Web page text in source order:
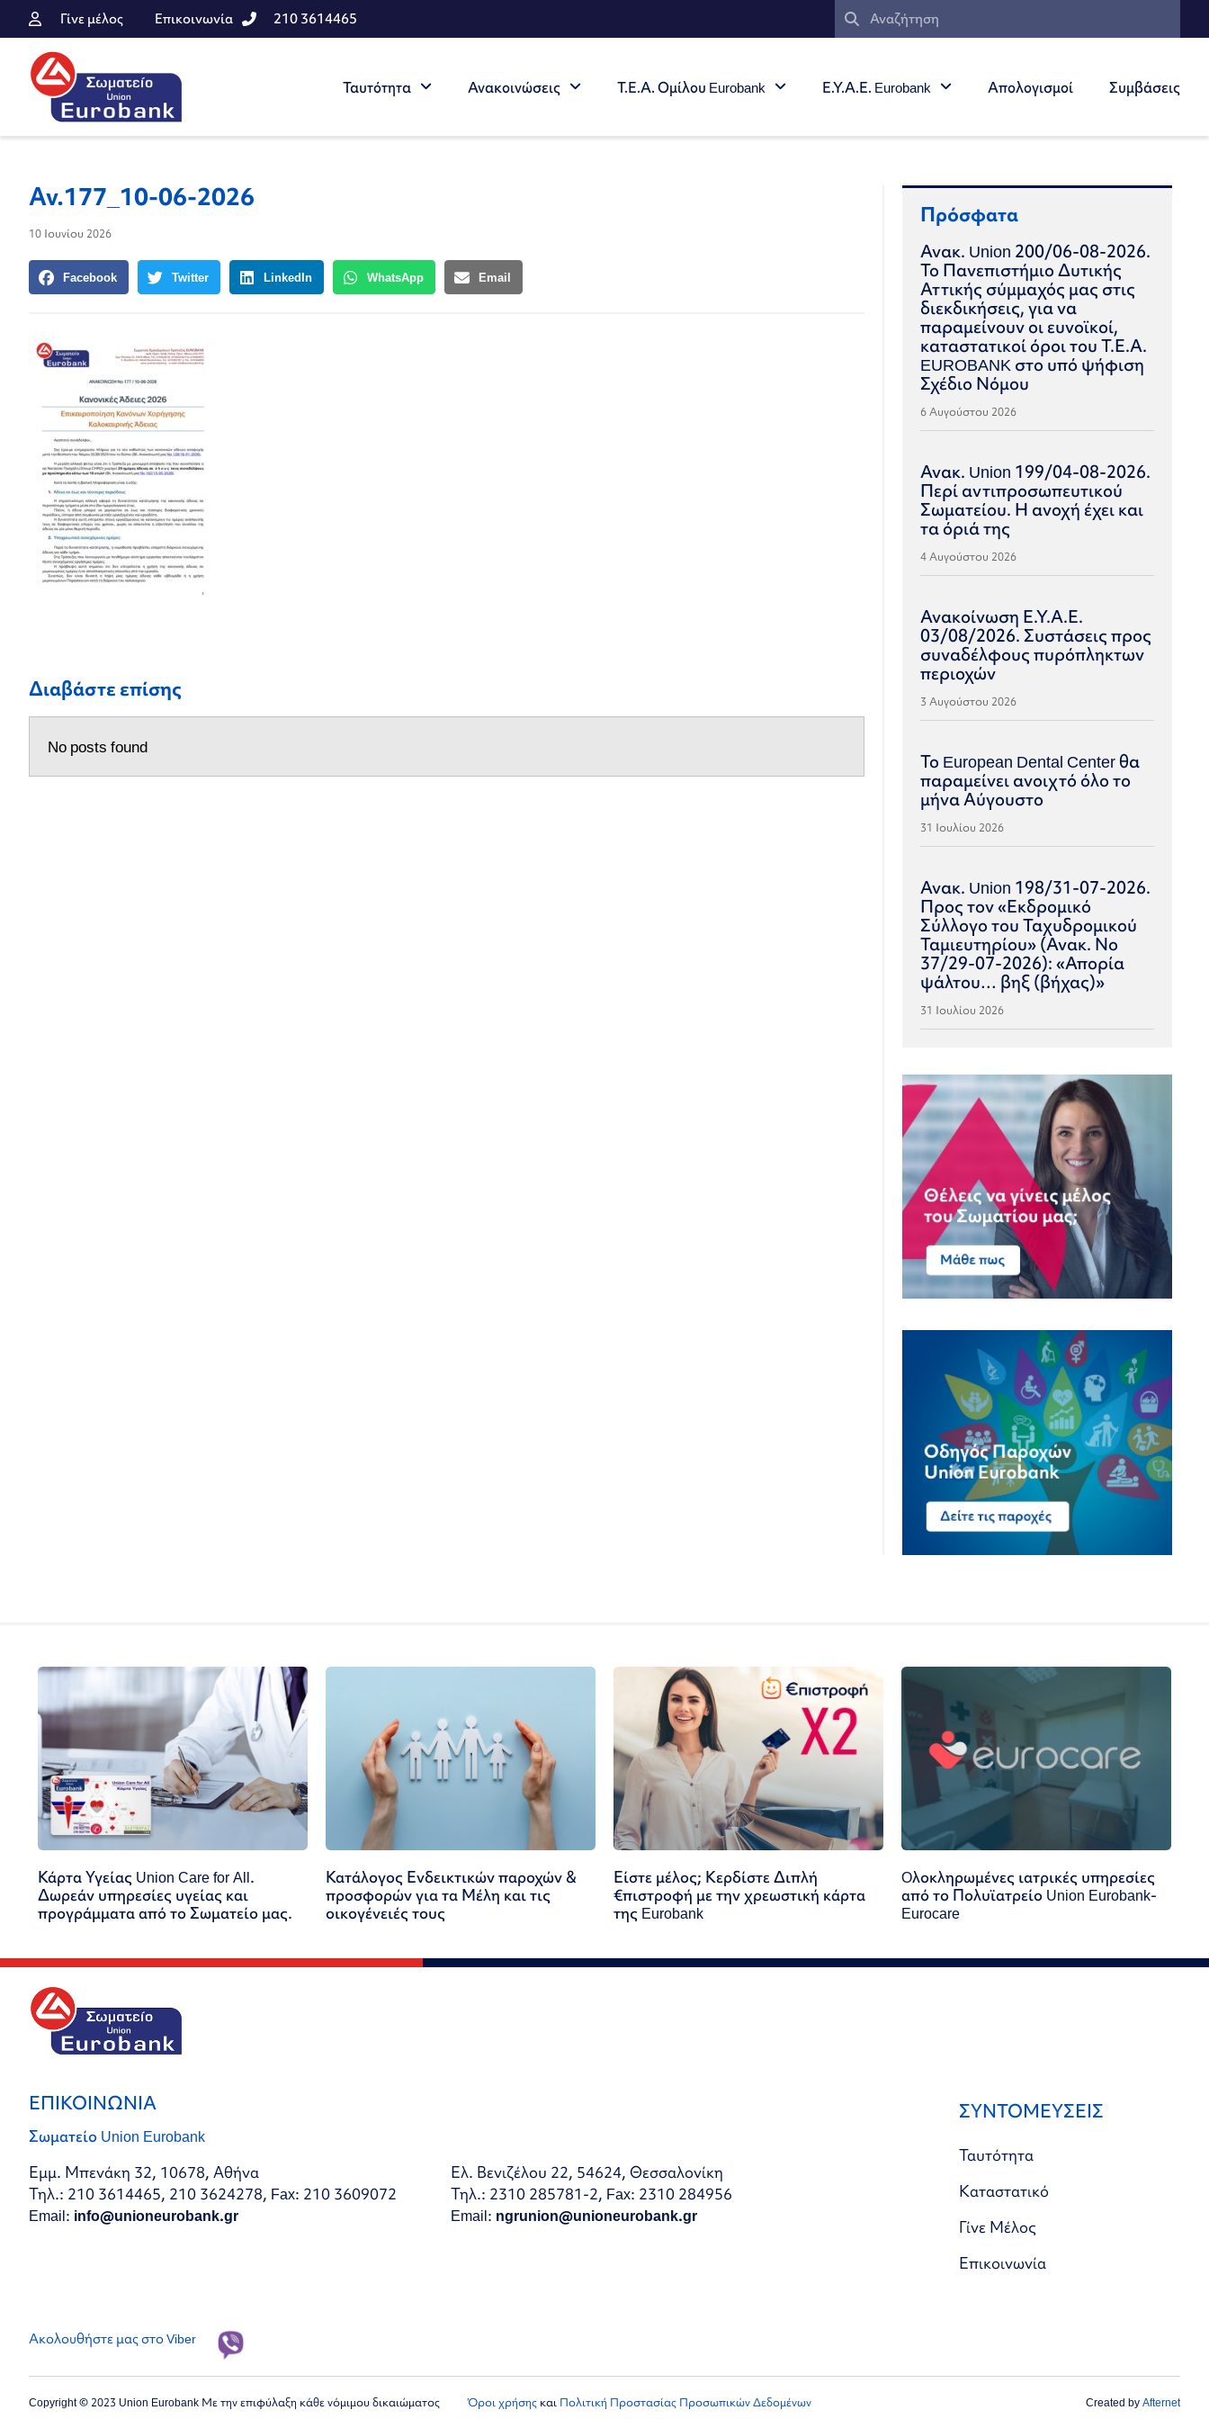
Γίνε μέλος Επικοινωνία 210 3614465
Ταυτότητα Ανακοινώσεις Τ.Ε.Α. Ομίλου Eurobank Ε.Υ.Α.Ε. Eurobank Απολογισμοί Συμβάσεις
Αν.177_10-06-2026
10 Ιουνίου 2026
Facebook Twitter LinkedIn WhatsApp Email
Διαβάστε επίσης
No posts found
Πρόσφατα
Ανακ. Union 200/06-08-2026.
Το Πανεπιστήμιο Δυτικής
Αττικής σύμμαχός μας στις
διεκδικήσεις, για να
παραμείνουν οι ευνοϊκοί,
καταστατικοί όροι του Τ.Ε.Α.
EUROBANK στο υπό ψήφιση
Σχέδιο Νόμου
6 Αυγούστου 2026
Ανακ. Union 199/04-08-2026.
Περί αντιπροσωπευτικού
Σωματείου. Η ανοχή έχει και
τα όριά της
4 Αυγούστου 2026
Ανακοίνωση Ε.Υ.Α.Ε.
03/08/2026. Συστάσεις προς
συναδέλφους πυρόπληκτων
περιοχών
3 Αυγούστου 2026
Το European Dental Center θα
παραμείνει ανοιχτό όλο το
μήνα Αύγουστο
31 Ιουλίου 2026
Ανακ. Union 198/31-07-2026.
Προς τον «Εκδρομικό
Σύλλογο του Ταχυδρομικού
Ταμιευτηρίου» (Ανακ. Νο
37/29-07-2026): «Απορία
ψάλτου… βηξ (βήχας)»
31 Ιουλίου 2026
Κάρτα Υγείας Union Care for All.
Δωρεάν υπηρεσίες υγείας και
προγράμματα από το Σωματείο μας.
Κατάλογος Ενδεικτικών παροχών &
προσφορών για τα Μέλη και τις
οικογένειές τους
Είστε μέλος; Κερδίστε Διπλή
€πιστροφή με την χρεωστική κάρτα
της Eurobank
Oλοκληρωμένες ιατρικές υπηρεσίες
από το Πολυϊατρείο Union Eurobank-
Eurocare
ΕΠΙΚΟΙΝΩΝΙΑ
Σωματείο Union Eurobank
Εμμ. Μπενάκη 32, 10678, Αθήνα
Τηλ.: 210 3614465, 210 3624278, Fax: 210 3609072
Email: info@unioneurobank.gr
Ελ. Βενιζέλου 22, 54624, Θεσσαλονίκη
Τηλ.: 2310 285781-2, Fax: 2310 284956
Email: ngrunion@unioneurobank.gr
ΣΥΝΤΟΜΕΥΣΕΙΣ
Ταυτότητα
Καταστατικό
Γίνε Μέλος
Επικοινωνία
Ακολουθήστε μας στο Viber
Copyright © 2023 Union Eurobank Με την επιφύλαξη κάθε νόμιμου δικαιώματος Όροι χρήσης και Πολιτική Προστασίας Προσωπικών Δεδομένων Created byAfternet